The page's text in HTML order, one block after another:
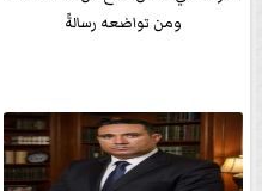
ومن تواضعه رسالةً